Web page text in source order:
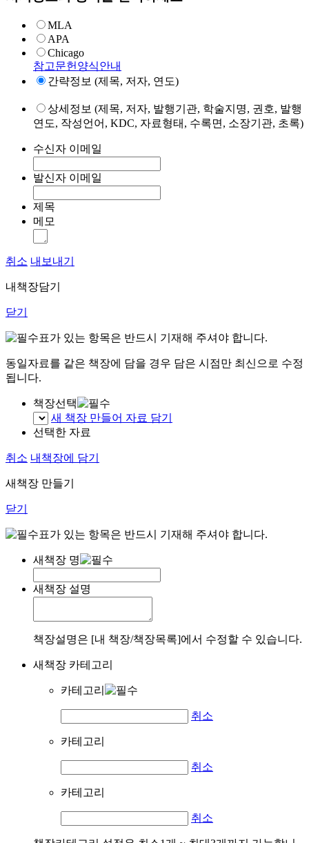
MLA
APA
Chicago
참고문헌양식안내
간략정보 (제목, 저자, 연도)
상세정보 (제목, 저자, 발행기관, 학술지명, 권호, 발행
연도, 작성언어, KDC, 자료형태, 수록면, 소장기관, 초록)
수신자 이메일
발신자 이메일
제목
메모
취소 내보내기
내책장담기
닫기
표가 있는 항목은 반드시 기재해 주셔야 합니다.
동일자료를 같은 책장에 담을 경우 담은 시점만 최신으로 수정
됩니다.
책장선택
새 책장 만들어 자료 담기
선택한 자료
취소 내책장에 담기
새책장 만들기
닫기
표가 있는 항목은 반드시 기재해 주셔야 합니다.
새책장 명
새책장 설명
책장설명은 [내 책장/책장목록]에서 수정할 수 있습니다.
새책장 카테고리
카테고리
취소
카테고리
취소
카테고리
취소